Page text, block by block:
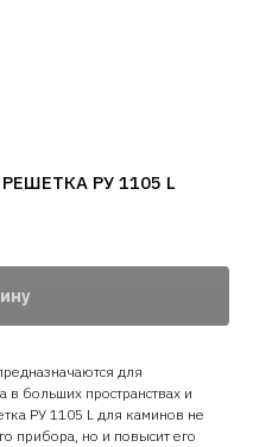
РУ 1105 L
для
в больших пространствах и
РУ 1105 L для каминов не
прибора, но и повысит его